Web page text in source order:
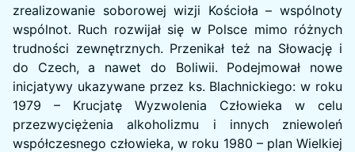
zrealizowanie soborowej wizji Kościoła – wspólnoty
wspólnot. Ruch rozwijał się w Polsce mimo różnych
trudności zewnętrznych. Przenikał też na Słowację i
do Czech, a nawet do Boliwii. Podejmował nowe
inicjatywy ukazywane przez ks. Blachnickiego: w roku
1979 – Krucjatę Wyzwolenia Człowieka w celu
przezwyciężenia alkoholizmu i innych zniewoleń
współczesnego człowieka, w roku 1980 – plan Wielkiej